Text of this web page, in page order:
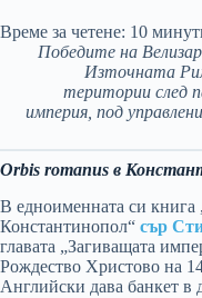
Време за четене: 10
Победите на
Източната
територии след
империя, под
Orbis romanus в
В едноименната си книга
Константинопол“ сър
главата „Загиващата
Рождество Христово на
Английски дава банкет в